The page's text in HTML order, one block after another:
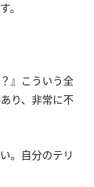
。
』こういう全
り、非常に不
。自分のテリ